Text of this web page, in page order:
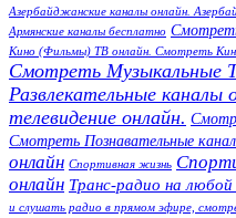
Азербайджанские каналы онлайн.
Армянские каналы бесплатно
Кино (Фильмы) ТВ онлайн. Смотреть
Смотреть Музыкальные
Развлекательные каналы
телевидение онлайн.
Смотреть Познавательные
онлайн Спортивная жизнь
онлайн Транс-радио на любой
и слушать радио в прямом эфире,